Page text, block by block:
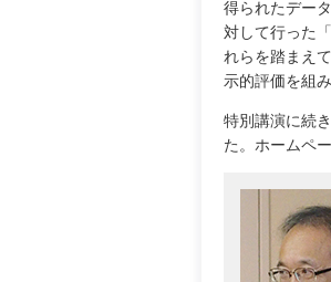
得られたデー
対して行った
れらを踏まえ
示的評価を組
特別講演に続
た。ホームペ